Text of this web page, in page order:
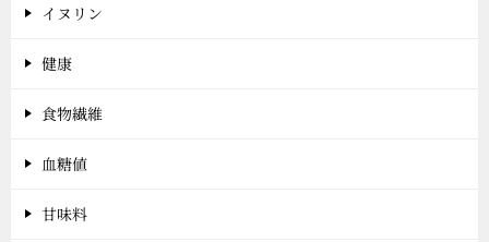
イヌリン
健康
食物繊維
血糖値
甘味料